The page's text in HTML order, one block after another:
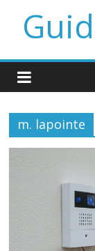
m. lapointe